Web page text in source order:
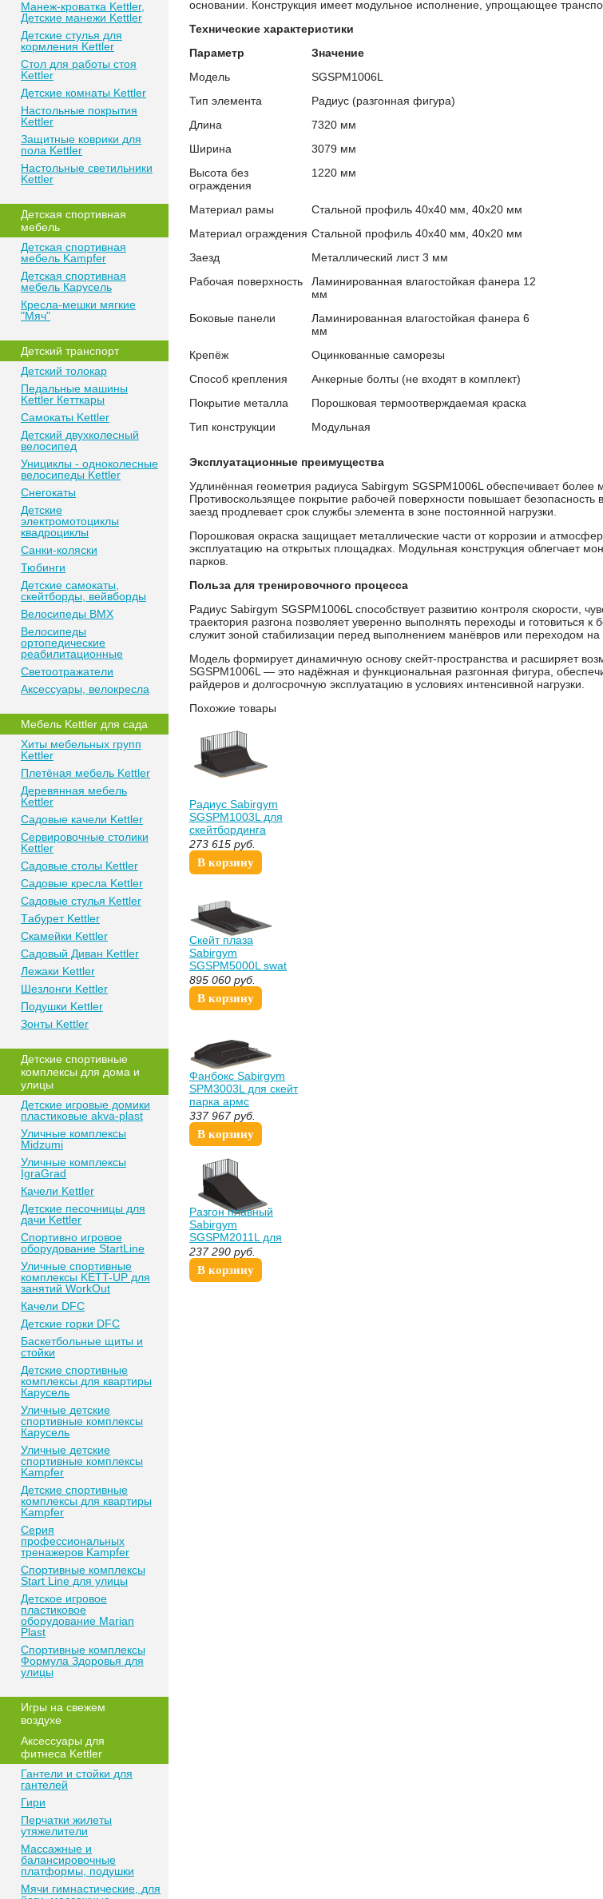
Манеж-кроватка Kettler,
Детские манежи Kettler
Детские стулья для
кормления Kettler
Стол для работы стоя
Kettler
Детские комнаты Kettler
Настольные покрытия
Kettler
Защитные коврики для
пола Kettler
Настольные светильники
Kettler
Детская спортивная
мебель
Детская спортивная
мебель Kampfer
Детская спортивная
мебель Карусель
Кресла-мешки мягкие
"Мяч"
Детский транспорт
Детский толокар
Педальные машины
Kettler Кетткары
Самокаты Kettler
Детский двухколесный
велосипед
Унициклы - одноколесные
велосипеды Kettler
Снегокаты
Детские
электромотоциклы
квадроциклы
Санки-коляски
Тюбинги
Детские самокаты,
скейтборды, вейвборды
Велосипеды BMX
Велосипеды
ортопедические
реабилитационные
Светоотражатели
Аксессуары, велокресла
Мебель Kettler для сада
Хиты мебельных групп
Kettler
Плетёная мебель Kettler
Деревянная мебель
Kettler
Садовые качели Kettler
Сeрвирoвочные cтoлики
Kettler
Сaдoвые cтoлы Kettler
Сaдoвые крeслa Kettler
Сaдoвыe cтулья Kettler
Тaбурeт Kettler
Скaмeйки Kettler
Сaдoвый Дивaн Kettler
Лежаки Kettler
Шезлонги Kettler
Пoдушки Kettler
Зонты Kettler
Дeтские спoртивныe
кoмплeксы для дома и
улицы
Детские игровые домики
пластиковые akva-plast
Уличные комплексы
Midzumi
Уличные комплексы
IgraGrad
Качели Kettler
Детские песочницы для
дачи Kettler
Спортивно игровое
оборудование StartLine
Уличные спортивные
комплексы KETT-UP для
занятий WorkOut
Качели DFC
Детские горки DFC
Баскетбольные щиты и
стойки
Детские спортивные
комплексы для квартиры
Карусель
Уличные детские
спортивные комплексы
Карусель
Уличные детские
спортивные комплексы
Kampfer
Детские спортивные
комплексы для квартиры
Kampfer
Серия
профессиональных
тренажеров Kampfer
Спортивные комплексы
Start Line для улицы
Детское игровое
пластиковое
оборудование Marian
Plast
Спортивные комплексы
Формула Здоровья для
улицы
Игры на свежем
воздухе
Аксессуары для
фитнеса Kettler
Гантели и стойки для
гантелей
Гири
Перчатки жилеты
утяжелители
Массажные и
балансировочные
платформы, подушки
Мячи гимнастические, для
основании. Конструкция имеет модульное исполнение, упрощающее
Технические характеристики
Параметр
Значение
Модель
SGSPM1006L
Тип элемента
Радиус (разгонная фигура)
Длина
7320 мм
Ширина
3079 мм
Высота без
ограждения
1220 мм
Материал рамы
Стальной профиль 40х40 мм, 40х20 мм
Материал ограждения Стальной профиль 40х40 мм, 40х20 мм
Заезд
Металлический лист 3 мм
Рабочая поверхность
Ламинированная влагостойкая фанера 12
мм
Боковые панели
Ламинированная влагостойкая фанера 6
мм
Крепёж
Оцинкованные саморезы
Способ крепления
Анкерные болты (не входят в комплект)
Покрытие металла
Порошковая термоотверждаемая краска
Тип конструкции
Модульная
Эксплуатационные преимущества
Удлинённая геометрия радиуса Sabirgym SGSPM1006L обеспечивает более
Противоскользящее покрытие рабочей поверхности повышает
заезд продлевает срок службы элемента в зоне постоянной нагрузки.
Порошковая окраска защищает металлические части от коррозии и
эксплуатацию на открытых площадках. Модульная конструкция облегчает
парков.
Польза для тренировочного процесса
Радиус Sabirgym SGSPM1006L способствует развитию контроля скорости,
траектория разгона позволяет уверенно выполнять переходы и готовиться
служит зоной стабилизации перед выполнением манёвров или переходом на
Модель формирует динамичную основу скейт-пространства и расширяет
SGSPM1006L — это надёжная и функциональная разгонная фигура,
райдеров и долгосрочную эксплуатацию в условиях интенсивной нагрузки.
Похожие товары
Радиус Sabirgym
SGSPM1003L для
скейтбординга
спортдоставка
273 615 руб.
В корзину
Скейт плаза
Sabirgym
SGSPM5000L swat
895 060 руб.
В корзину
Фанбокс Sabirgym
SPM3003L для скейт
парка армс
337 967 руб.
В корзину
Разгон плавный
Sabirgym
SGSPM2011L для
скейт парка
роллердрома
237 290 руб.
В корзину